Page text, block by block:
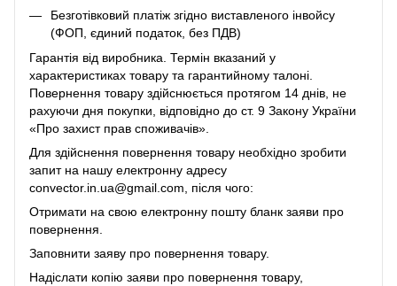
Безготівковий платіж згідно виставленого інвойсу
(ФОП, єдиний податок, без ПДВ)
Гарантія від виробника. Термін вказаний у
характеристиках товару та гарантийному талоні.
Повернення товару здійснюється протягом 14 днів, не
рахуючи дня покупки, відповідно до ст. 9 Закону України
«Про захист прав споживачів».
Для здійснення повернення товару необхідно зробити
запит на нашу електронну адресу
convector.in.ua@gmail.com, після чого:
Отримати на свою електронну пошту бланк заяви про
повернення.
Заповнити заяву про повернення товару.
Надіслати копію заяви про повернення товару,